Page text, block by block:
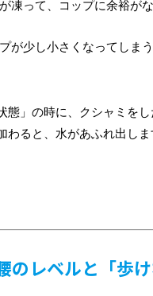
凍って、コップに余裕がな
が少し小さくなってしまう
態」の時に、クシャミを
わると、水があふれ出し
のレベルと「歩